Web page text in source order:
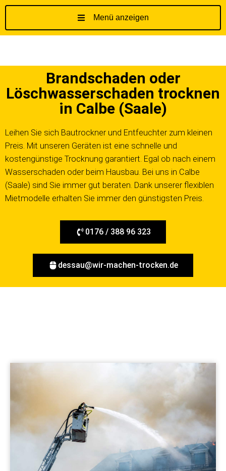
h
a
s
p
r
i
n
g
Menü anzeigen
Brandschaden oder
Löschwasserschaden trocknen
in Calbe (Saale)
Leihen Sie sich Bautrockner und Entfeuchter zum kleinen
Preis. Mit unseren Geräten ist eine schnelle und
kostengünstige Trocknung garantiert. Egal ob nach einem
Wasserschaden oder beim Hausbau. Bei uns in Calbe
(Saale) sind Sie immer gut beraten. Dank unserer flexiblen
Mietmodelle erhalten Sie immer den günstigsten Preis.
0176 / 388 96 323
dessau@wir-machen-trocken.de